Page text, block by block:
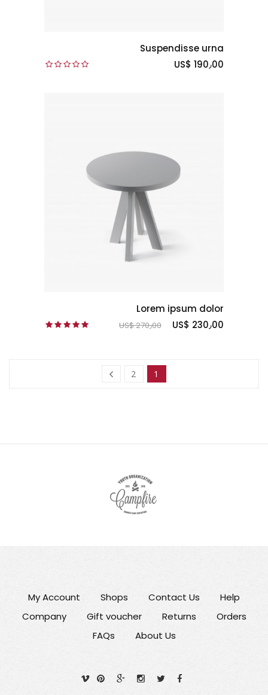
Suspendisse urna
US$ 190٫00
Lorem ipsum dolor
US$ 230٫00
US$ 270٫00
1
2
Help
Contact Us
Shops
My Account
Orders
Returns
Gift voucher
Company
About Us
FAQs